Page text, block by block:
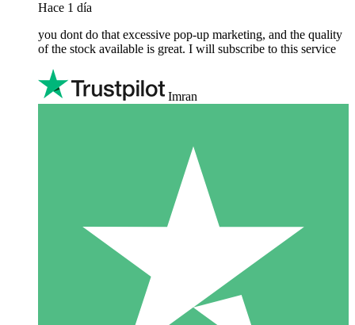
Hace 1 día
you dont do that excessive pop-up marketing, and the quality
of the stock available is great. I will subscribe to this service
Imran